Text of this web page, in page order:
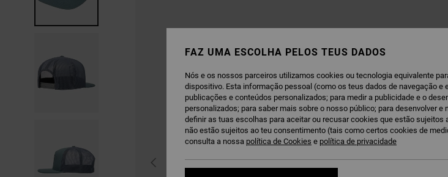
FAZ UMA ESCOLHA PELOS TEUS DADOS
Nós e os nossos parceiros utilizamos cookies ou tecnologia equivalente
dispositivo. Esta informação pessoal (como os teus dados de navegação e
publicações e conteúdos personalizados; para medir a publicidade e o
personalizados; para saber mais sobre o nosso público; para desenvolver
definir as tuas escolhas para aceitar ou recusar cookies que estão
não estão sujeitos ao teu consentimento (tais como certos cookies de
consulta a nossa política de Cookies e política de privacidade